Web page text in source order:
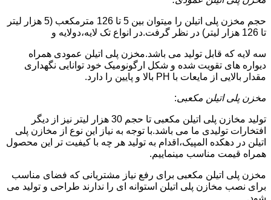
حجم مخزن پلی اتیلن را میتوان بین 5 تا 126 مترمکعب (5 هزار لیتر
تا 126 هزار لیتر) در نظر گرفت.در انواع تک لایه،دولایه و
سه لایه که قابل تولید می باشد.مخزن پلی اتیلن عمودی همراه
دیواره های تقویت شده و شکل ارگونومیک خود توانایی نگهداری
مقدار بالایی از مایعات با PH بالا و پایین را دارد.
مخزن پلی اتیلن مکعبی:
تولید مخازن پلی اتیلن مکعبی تا حجم 30 هزار لیتر نیز از دیگر
افتخارات تولیدی ما می باشد.با توجه به نیاز این نوع از مخازن پلی
اتیلن در دهکده المپیک،اقدام به تولید هر چه با کیفیت تر این محصول
همراه قیمت مناسب مینماییم.
مخزن پلی اتیلن مکعبی برای رفع نیاز مشتریانی که فضای مناسب
برای نصب مخازن پلی اتیلن استوانه ای را ندارند طراحی و تولید می
شود.